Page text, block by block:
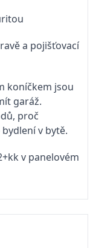
a pojišťovací
koníčkem jsou
garáž.
proč
v bytě.
v panelovém